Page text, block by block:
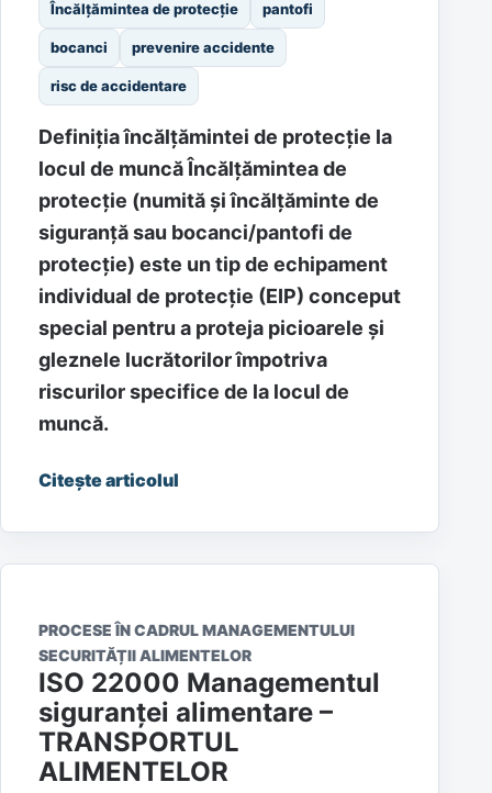
Încălțămintea de protecție pantofi
bocanci prevenire accidente
risc de accidentare
Definiția încălțămintei de protecție la
locul de muncă Încălțămintea de
protecție (numită și încălțăminte de
siguranță sau bocanci/pantofi de
protecție) este un tip de echipament
individual de protecție (EIP) conceput
special pentru a proteja picioarele și
gleznele lucrătorilor împotriva
riscurilor specifice de la locul de
muncă.
Citește articolul